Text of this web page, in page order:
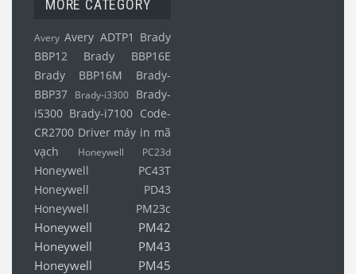
MORE CATEGORY
Avery Avery ADTP1
Brady
BBP12
Brady BBP16E
Brady BBP16M
Brady-
BBP37 Brady-i3300 Brady-
i5300 Brady-i7100 Code-
CR2700 Driver máy in mã
vạch
Honeywell PC23d
Honeywell PC43T
Honeywell PD43
Honeywell PM23c
Honeywell PM42
Honeywell PM43
Honeywell PM45